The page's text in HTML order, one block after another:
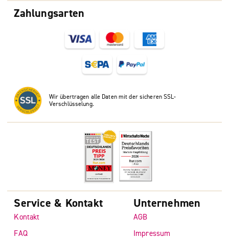
Zahlungsarten
Wir übertragen alle Daten mit der sicheren SSL-
Verschlüsselung.
Service & Kontakt
Kontakt
FAQ
Unternehmen
AGB
Impressum